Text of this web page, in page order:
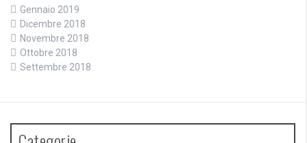
Gennaio 2019
Dicembre 2018
Novembre 2018
Ottobre 2018
Settembre 2018